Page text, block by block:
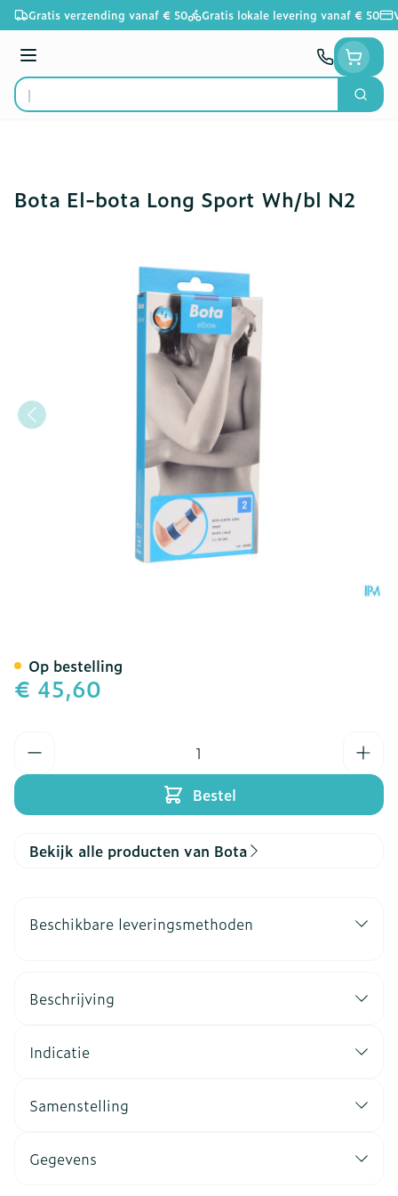
Ga naar de inhoud
Gratis verzending vanaf € 50 Gratis lokale levering vanaf € 50
Menu
Product, merk, categorie...
Zoek
Bota El-bota Long Sport Wh/bl N2
€ 45,60
Bestel
Op bestelling
Bekijk alle producten van Bota
Beschikbare leveringsmethoden
Beschrijving
Indicatie
Samenstelling
Gegevens